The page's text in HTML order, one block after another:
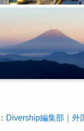
Divership編集部｜外